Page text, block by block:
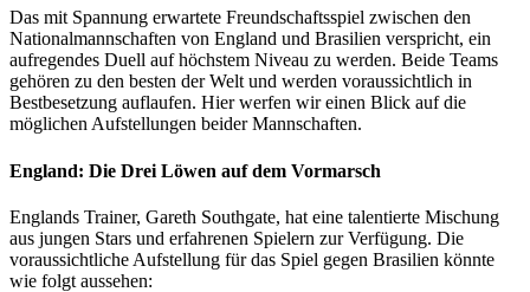
Das mit Spannung erwartete Freundschaftsspiel zwischen den
Nationalmannschaften von England und Brasilien verspricht, ein
aufregendes Duell auf höchstem Niveau zu werden. Beide Teams
gehören zu den besten der Welt und werden voraussichtlich in
Bestbesetzung auflaufen. Hier werfen wir einen Blick auf die
möglichen Aufstellungen beider Mannschaften.
England: Die Drei Löwen auf dem Vormarsch
Englands Trainer, Gareth Southgate, hat eine talentierte Mischung
aus jungen Stars und erfahrenen Spielern zur Verfügung. Die
voraussichtliche Aufstellung für das Spiel gegen Brasilien könnte
wie folgt aussehen: